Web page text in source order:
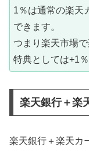
1％は通常の楽天
できます。
つまり楽天市場
特典としては+1
楽天銀行＋楽
楽天銀行＋楽天カ